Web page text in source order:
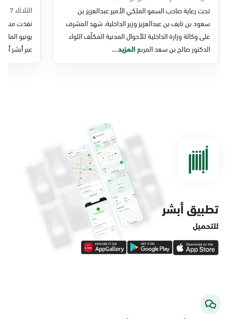
الأحد - الخميس (08:00-14:30)
التوجه للموقع
الدمام, الدمام - بنده ضاحية الملك فهد
الدمام, الدمام - مستشفى الملك فهد
الدمام, الدمام - لولو ماركت حي الفاخرية
الأحد - الخميس (08:00-14:30)
للأحوال المدنية
تحت رعاية صاحب السمو الملكي الأمير عبدالعزيز بن
سعود بن نايف بن عبدالعزيز وزير الداخلية، شهد المشرف
على وكالة وزارة الداخلية للأحوال المدنية المكلّف اللواء
الدكتور صالح بن سعد المربعالمزيد...
الثلاثاء 7 صفر 1448
نفذت منصة
عبر أبشر
تطبيق أبشر
للتحميل